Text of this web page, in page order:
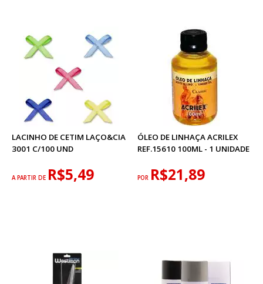
LACINHO DE CETIM LAÇO&CIA
3001 C/100 UND
A PARTIR DE R$5,49
ÓLEO DE LINHAÇA ACRILEX
REF.15610 100ML - 1 UNIDADE
POR R$21,89